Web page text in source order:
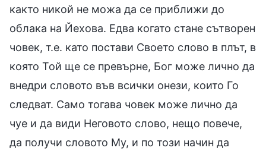
както никой не можа да се приближи до
облака на Йехова. Едва когато стане сътворен
човек, т.е. като постави Своето слово в плът, в
която Той ще се превърне, Бог може лично да
внедри словото във всички онези, които Го
следват. Само тогава човек може лично да
чуе и да види Неговото слово, нещо повече,
да получи словото Му, и по този начин да